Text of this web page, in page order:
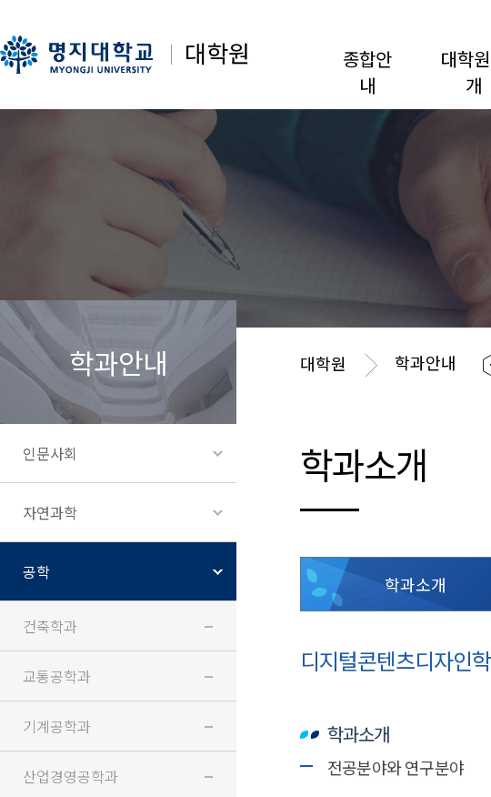
대학원
종합안
내
대학
개
학과안내
인문사회
자연과학
공학
건축학과
교통공학과
기계공학과
산업경영공학과
대학원 학과안내
학과소개
학과소개
디지털콘텐츠디자인
학과소개
전공분야와 연구분야